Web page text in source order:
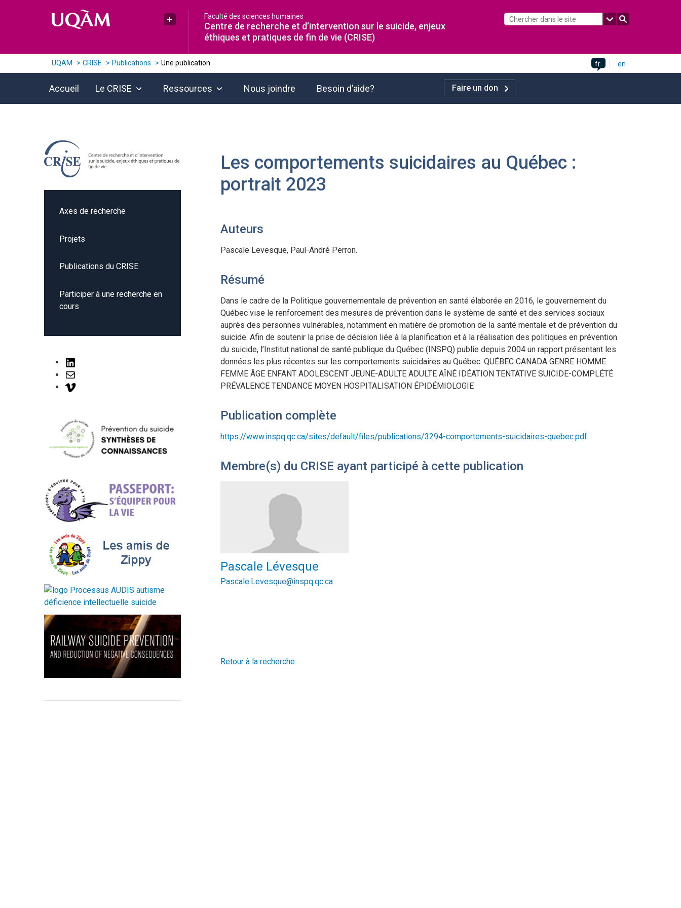
Plus UQAM
Faculté des sciences humaines
Centre de recherche et d’intervention sur le suicide, enjeux
éthiques et pratiques de fin de vie (CRISE)
UQAM CRISE Publications Une publication fr en
Accueil Le CRISE Ressources Nous joindre Besoin d’aide? Faire un don
Axes de recherche
Projets
Publications du CRISE
Participer à une recherche en
cours
Les comportements suicidaires au Québec :
portrait 2023
Auteurs
Pascale Levesque, Paul-André Perron.
Résumé
Dans le cadre de la Politique gouvernementale de prévention en santé élaborée en 2016, le gouvernement du
Québec vise le renforcement des mesures de prévention dans le système de santé et des services sociaux
auprès des personnes vulnérables, notamment en matière de promotion de la santé mentale et de prévention du
suicide. Afin de soutenir la prise de décision liée à la planification et à la réalisation des politiques en prévention
du suicide, l’Institut national de santé publique du Québec (INSPQ) publie depuis 2004 un rapport présentant les
données les plus récentes sur les comportements suicidaires au Québec. QUÉBEC CANADA GENRE HOMME
FEMME ÂGE ENFANT ADOLESCENT JEUNE-ADULTE ADULTE AÎNÉ IDÉATION TENTATIVE SUICIDE-COMPLÉTÉ
PRÉVALENCE TENDANCE MOYEN HOSPITALISATION ÉPIDÉMIOLOGIE
Publication complète
https://www.inspq.qc.ca/sites/default/files/publications/3294-comportements-suicidaires-quebec.pdf
Membre(s) du CRISE ayant participé à cette publication
Pascale Lévesque
Pascale.Levesque@inspq.qc.ca
Retour à la recherche